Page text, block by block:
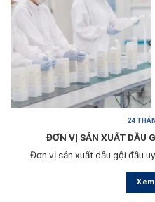
24
ĐƠN VỊ SẢN XUẤT DẦU
Đơn vị sản xuất dầu gội đầu